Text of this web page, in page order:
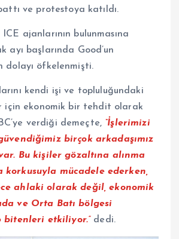
ve protestoya katıldı.
ajanlarının bulunmasına
ayı başlarında Good’un
dolayı öfkelenmişti.
kendi işi ve topluluğundaki
için ekonomik bir tehdit olarak
verdiği demeçte, “İşlerimizi
birçok arkadaşımız
Bu kişiler gözaltına alınma
korkusuyla mücadele ederken,
ahlaki olarak değil, ekonomik
ve Orta Batı bölgesi
bitenleri etkiliyor.”dedi.